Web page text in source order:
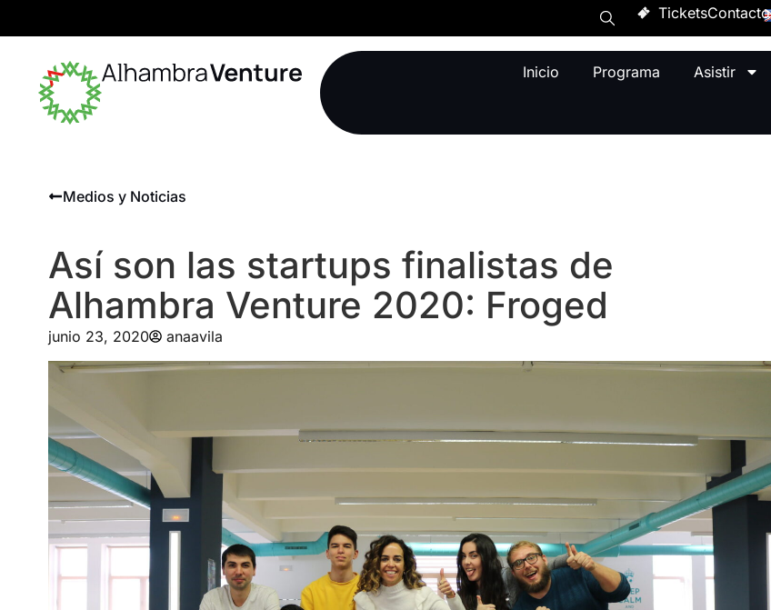
TicketsContacto
Inicio Programa Asistir
Medios y Noticias
Así son las startups finalistas de
Alhambra Venture 2020: Froged
junio 23, 2020 anaavila